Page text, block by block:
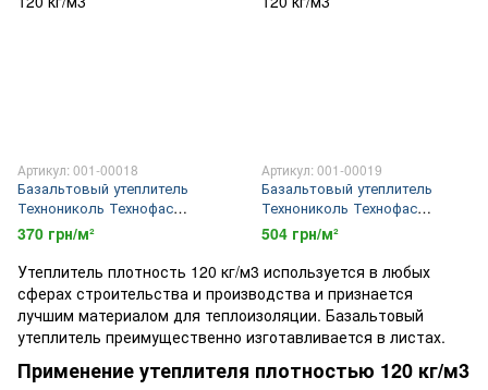
Артикул: 001-00018
Базальтовый утеплитель
Технониколь Технофас
Оптима 100 мм плотностью
120 кг/м3
370 грн/м²
Артикул: 001-00019
Базальтовый утеплитель
Технониколь Технофас
Оптима 120 мм плотностью
120 кг/м3
504 грн/м²
Утеплитель плотность 120 кг/м3 используется в любых
сферах строительства и производства и признается
лучшим материалом для теплоизоляции. Базальтовый
утеплитель преимущественно изготавливается в листах.
Применение утеплителя плотностью 120 кг/м3